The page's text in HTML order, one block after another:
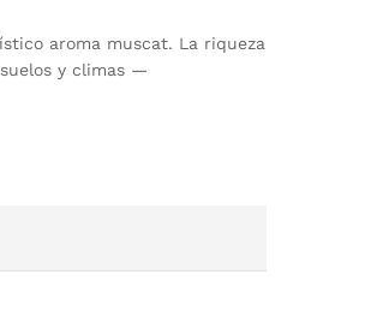
aroma muscat. La riqueza
y climas —